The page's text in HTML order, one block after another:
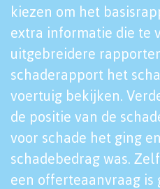
kiezen om het
extra informatie die te
uitgebreidere
schaderapport het
voertuig bekijken.
de positie van de
voor schade het ging
schadebedrag was.
een offerteaanvraag is